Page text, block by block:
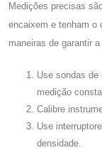
Medições precisas
encaixem e tenham o
maneiras de garantir
Use sondas de
medição
Calibre
Use
densidade.